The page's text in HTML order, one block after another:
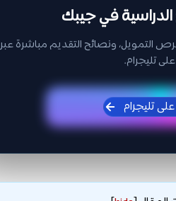
الدراسية في جيبك
التمويل، ونصائح التقديم مباشرة عبر
على تليجرام.
تليجرام